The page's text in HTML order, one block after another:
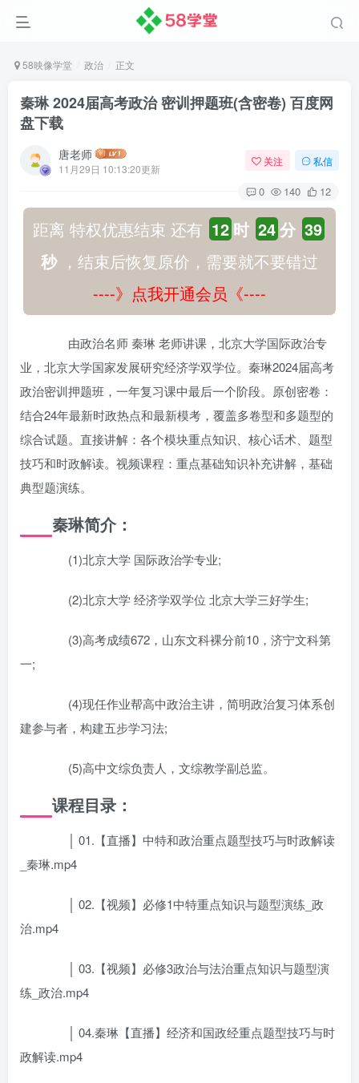
58映像学堂 政治 正文
秦琳 2024届高考政治 密训押题班(含密卷) 百度网
盘下载
唐老师
11月29日 10:13:20更新
关注 私信
0 140 12
距离 特权优惠结束 还有 12 时 24分 39
秒，结束后恢复原价，需要就不要错过
----》点我开通会员《----
由政治名师 秦琳 老师讲课，北京大学国际政治专
业，北京大学国家发展研究经济学双学位。秦琳2024届高考
政治密训押题班，一年复习课中最后一个阶段。原创密卷：
结合24年最新时政热点和最新模考，覆盖多卷型和多题型的
综合试题。直接讲解：各个模块重点知识、核心话术、题型
技巧和时政解读。视频课程：重点基础知识补充讲解，基础
典型题演练。
秦琳简介：
(1)北京大学 国际政治学专业;
(2)北京大学 经济学双学位 北京大学三好学生;
(3)高考成绩672，山东文科裸分前10，济宁文科第
一;
(4)现任作业帮高中政治主讲，简明政治复习体系创
建参与者，构建五步学习法;
(5)高中文综负责人，文综教学副总监。
课程目录：
│ 01.【直播】中特和政治重点题型技巧与时政解读
_秦琳.mp4
│ 02.【视频】必修1中特重点知识与题型演练_政
治.mp4
│ 03.【视频】必修3政治与法治重点知识与题型演
练_政治.mp4
│ 04.秦琳【直播】经济和国政经重点题型技巧与时
政解读.mp4